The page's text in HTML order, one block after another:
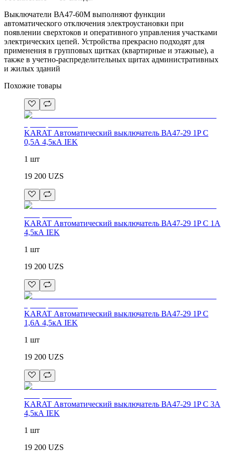
Выключатели ВА47-60М выполняют функции
автоматического отключения электроустановки при
появлении сверхтоков и оперативного управления участками
электрических цепей. Устройства прекрасно подходят для
применения в групповых щитках (квартирные и этажные), а
также в учетно-распределительных щитах административных
и жилых зданий
Похожие товары
KARAT Автоматический выключатель ВА47-29 1P C
0,5А 4,5кА IEK
1 шт
19 200 UZS
KARAT Автоматический выключатель ВА47-29 1P C 1А
4,5кА IEK
1 шт
19 200 UZS
KARAT Автоматический выключатель ВА47-29 1P C
1,6А 4,5кА IEK
1 шт
19 200 UZS
KARAT Автоматический выключатель ВА47-29 1P C 3А
4,5кА IEK
1 шт
19 200 UZS